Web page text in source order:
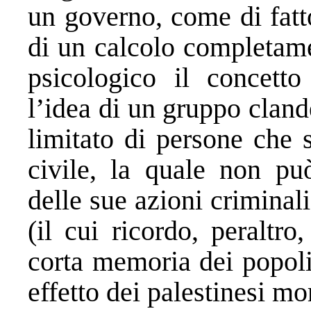
un governo, come di
di un calcolo
psicologico il
l’idea di un gruppo
limitato di persone che
civile, la quale non
delle sue azioni
(il cui ricordo,
corta memoria dei
effetto dei palestinesi